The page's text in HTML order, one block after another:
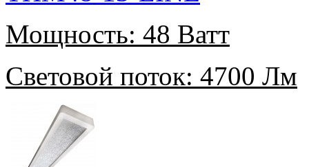
Мощность: 48 Ватт
Световой поток: 4700 Лм